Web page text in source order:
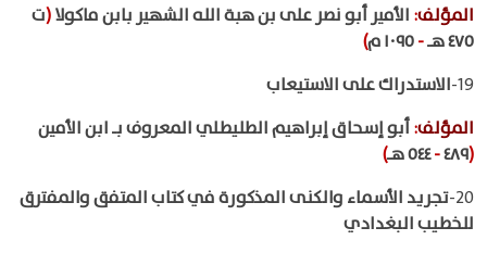
المؤلف: الأمير أبو نصر على بن هبة الله الشهير بابن ماكولا(ت
٤٧٥ هـ
-
)
19- الاستدراك على الاستيعاب
المؤلف:أبو إسحاق إبراهيم الطليطلي المعروف بـ ابن الأمين
(٤٨٩-٥٤٤ هـ
)
20- تجريد الأسماء والكنى المذكورة في كتاب المتفق والمفترق
للخطيب البغدادي